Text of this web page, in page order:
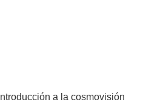
Introducción a la cosmovisión